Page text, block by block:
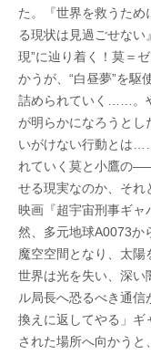
た。『世界を救うため
る現状は見過ごせない
現”に辿り着く！莫＝
かうが、“白昼夢”を駆
詰められていく……。
が明らかになろうとし
いがけない行動とは
れていく莫と小鷹の
せる現実なのか、それ
映画『超宇宙刑事ギャ
然、多元地球A0073か
魔空空間となり、太陽
世界は光を失い、深い
ル局長へ恐るべき通信
換えに返してやる」ギ
された場所へ向かうと